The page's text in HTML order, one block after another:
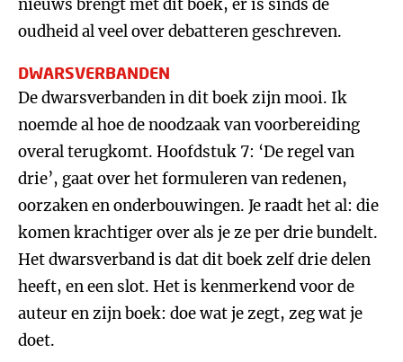
nieuws brengt met dit boek, er is sinds de
oudheid al veel over debatteren geschreven.
DWARSVERBANDEN
De dwarsverbanden in dit boek zijn mooi. Ik
noemde al hoe de noodzaak van voorbereiding
overal terugkomt. Hoofdstuk 7: ‘De regel van
drie’, gaat over het formuleren van redenen,
oorzaken en onderbouwingen. Je raadt het al: die
komen krachtiger over als je ze per drie bundelt.
Het dwarsverband is dat dit boek zelf drie delen
heeft, en een slot. Het is kenmerkend voor de
auteur en zijn boek: doe wat je zegt, zeg wat je
doet.